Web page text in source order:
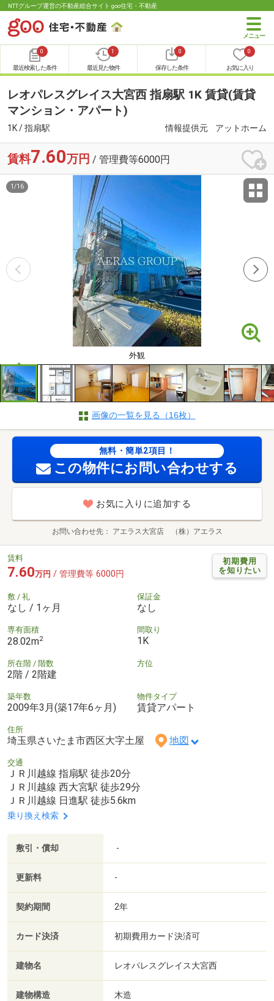
NTTグループ運営の不動産総合サイト goo住宅・不動産
0
最近検索した条件
1
最近見た物件
0
保存した条件
0
お気に入り
レオパレスグレイス大宮西 指扇駅 1K 賃貸(賃貸
マンション・アパート)
1K / 指扇駅 情報提供元 アットホーム
賃料7.60万円 / 管理費等6000円
外観
1 /16
画像の一覧を見る（16枚）
無料・簡単2項目！
この物件にお問い合わせする
お気に入りに追加する
お問い合わせ先 アエラス大宮店 （株）アエラス
初期費用
を知りたい
賃料
7.60万円 / 管理費等 6000円
敷 / 礼
なし / 1ヶ月
保証金
なし
専有面積
28.02m2
間取り
1K
所在階 / 階数
2階 / 2階建
方位
築年数
2009年3月(築17年6ヶ月)
物件タイプ
賃貸アパート
住所
埼玉県さいたま市西区大字土屋 地図
交通
ＪＲ川越線 指扇駅 徒歩20分
ＪＲ川越線 西大宮駅 徒歩29分
ＪＲ川越線 日進駅 徒歩5.6km
乗り換え検索
敷引・償却 -
更新料 -
契約期間 2年
カード決済 初期費用カード決済可
建物名 レオパレスグレイス大宮西
建物構造 木造